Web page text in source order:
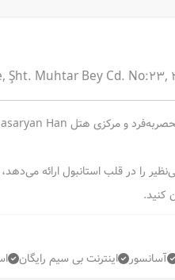
Şht. Muhtar Bey Cd.
را در قلب استانبول ارائه می‌دهد،
کنید.
آسانسور اینترنت بی سیم رایگان